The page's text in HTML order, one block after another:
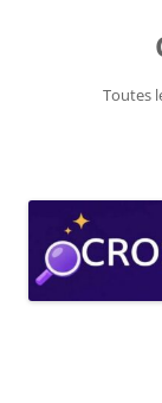
Toutes